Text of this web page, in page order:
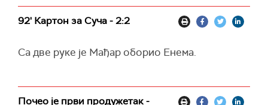
92' Картон за Суча - 2:2
Са две руке је Мађар оборио Енема.
Почео је први продужетак -